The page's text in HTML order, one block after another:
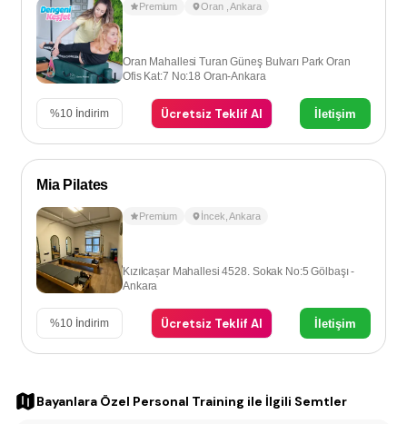
Premium Oran ,Ankara
Oran Mahallesi Turan Güneş Bulvarı Park Oran
Ofis Kat:7 No:18 Oran-Ankara
%10 İndirim Ücretsiz Teklif Al İletişim
Mia Pilates
Premium İncek ,Ankara
Kızılcașar Mahallesi 4528. Sokak No:5 Gölbaşı -
Ankara
%10 İndirim Ücretsiz Teklif Al İletişim
Bayanlara Özel Personal Training ile İlgili Semtler